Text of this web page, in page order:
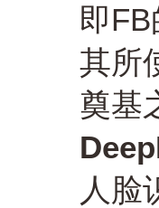
即
其所
奠基
人脸